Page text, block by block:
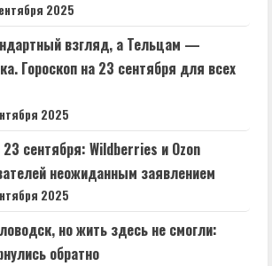
2025
взгляд, а Тельцам —
Гороскоп на 23 сентября для всех
2025
сентября: Wildberries и Ozon
неожиданным заявлением
2025
но жить здесь не смогли:
обратно